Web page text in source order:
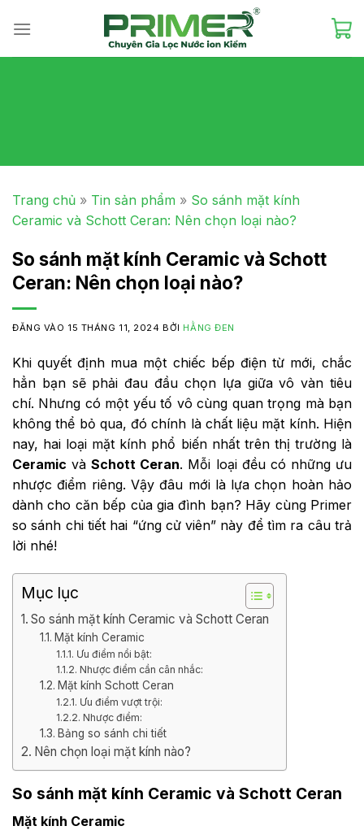
Trang chủ » Tin sản phẩm » So sánh mặt kính
Ceramic và Schott Ceran: Nên chọn loại nào?
So sánh mặt kính Ceramic và Schott
Ceran: Nên chọn loại nào?
ĐĂNG VÀO 15 THÁNG 11, 2024 BỞI HẰNG ĐEN
Khi quyết định mua một chiếc bếp điện từ mới, chắc
hẳn bạn sẽ phải đau đầu chọn lựa giữa vô vàn tiêu
chí. Nhưng có một yếu tố vô cùng quan trọng mà bạn
không thể bỏ qua, đó chính là chất liệu mặt kính. Hiện
nay, hai loại mặt kính phổ biến nhất trên thị trường là
Ceramic vàSchott Ceran. Mỗi loại đều có những ưu
nhược điểm riêng. Vậy đâu mới là lựa chọn hoàn hảo
dành cho căn bếp của gia đình bạn? Hãy cùng Primer
so sánh chi tiết hai “ứng cử viên” này để tìm ra câu trả
lời nhé!
Mục lục
So sánh mặt kính Ceramic và Schott Ceran
Mặt kính Ceramic
Ưu điểm nổi bật:
Nhược điểm cần cân nhắc:
Mặt kính Schott Ceran
Ưu điểm vượt trội:
Nhược điểm:
Bảng so sánh chi tiết
Nên chọn loại mặt kính nào?
So sánh mặt kính Ceramic và Schott Ceran
Mặt kính Ceramic